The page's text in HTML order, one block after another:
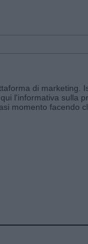
di marketing.
l'informativa sulla
momento facendo